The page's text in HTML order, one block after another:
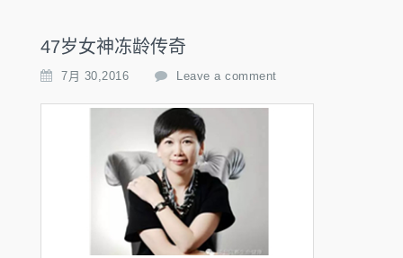
47岁女神冻龄传奇
7月 30,2016 Leave a comment